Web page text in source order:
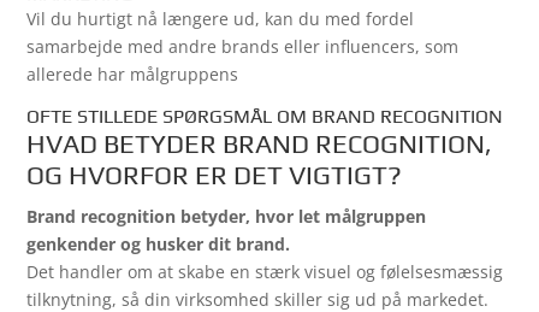
Vil du hurtigt nå længere ud, kan du med fordel
samarbejde med andre brands eller influencers, som
allerede har målgruppens
OFTE STILLEDE SPØRGSMÅL OM BRAND RECOGNITION
HVAD BETYDER BRAND RECOGNITION,
OG HVORFOR ER DET VIGTIGT?
Brand recognition betyder, hvor let målgruppen
genkender og husker dit brand.
Det handler om at skabe en stærk visuel og følelsesmæssig
tilknytning, så din virksomhed skiller sig ud på markedet.